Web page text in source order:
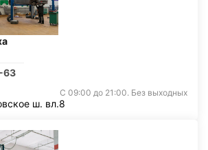
63
С 09:00 до 21:00. Без выходных
ш. вл.8